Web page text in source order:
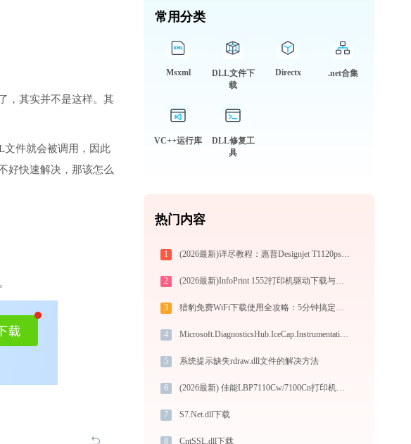
，其实并不是这样。其
文件就会被调用，因此
好快速解决，那该怎么
常用分类
Msxml
DLL文件下
载
Directx .net合集
VC++运行库
DLL修复工
具
热门内容
1 (2026最新)详尽教程：惠普Designjet T1120ps (24英寸/CK838A)打印机驱动的正确下载与安装方式
2 (2026最新)InfoPrint 1552打印机驱动下载与安装指南：一步步教您操作
3 猎豹免费WiFi下载使用全攻略：5分钟搞定WiFi共享+3招解决连不上问题！
4 Microsoft.DiagnosticsHub.IceCap.Instrumentation.resources.dll下载
5 系统提示缺失rdraw.dll文件的解决方法
6 (2026最新) 佳能LBP7110Cw/7100Cn打印机连接问题解答-金山毒霸
7 S7.Net.dll下载
8 CntSSL.dll下载